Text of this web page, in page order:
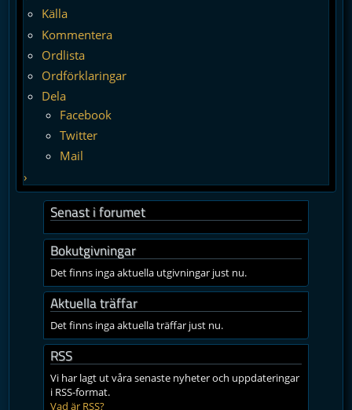
Källa
Kommentera
Ordlista
Ordförklaringar
Dela
Facebook
Twitter
Mail
›
Senast i forumet
Bokutgivningar
Det finns inga aktuella utgivningar just nu.
Aktuella träffar
Det finns inga aktuella träffar just nu.
RSS
Vi har lagt ut våra senaste nyheter och uppdateringar
i RSS-format.
Vad är RSS?